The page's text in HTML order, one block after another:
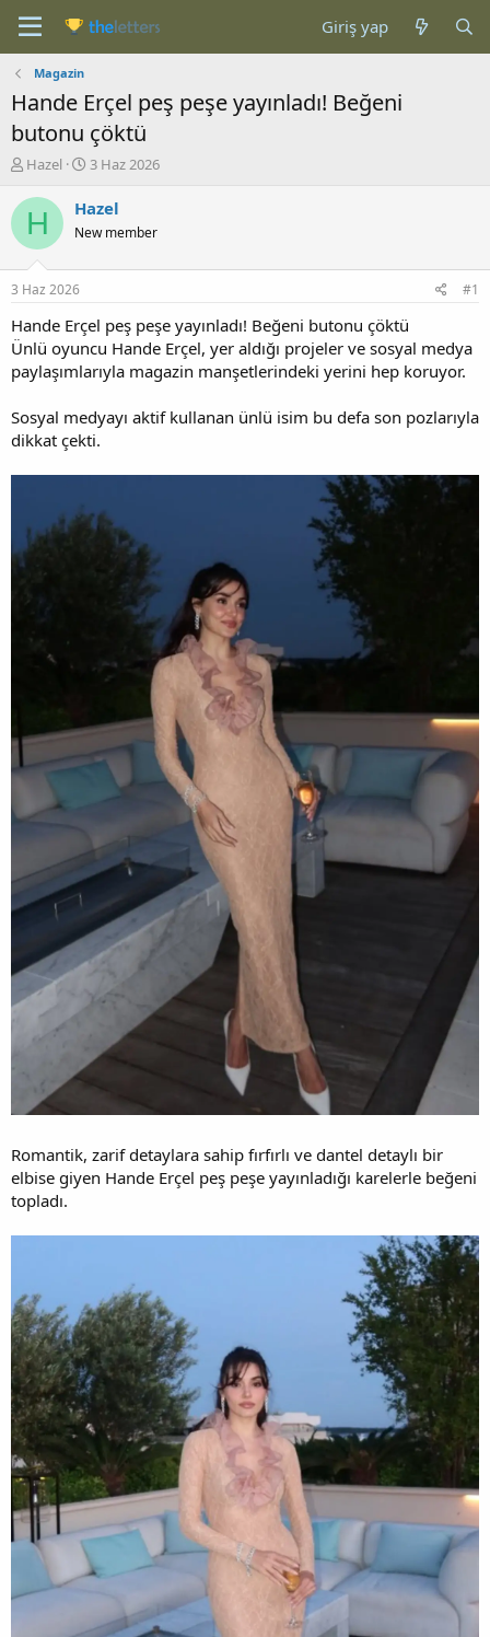
Giriş yap
Magazin
Hande Erçel peş peşe yayınladı! Beğeni
butonu çöktü
K
n
b
u
u
b
a
l
a
a
n
Hazel
B
ş
a
ç
a
r
h
i
3 Haz 2026
H Hazel
New member
3 Haz 2026 #1
Hande Erçel peş peşe yayınladı! Beğeni butonu çöktü
Ünlü oyuncu Hande Erçel, yer aldığı projeler ve sosyal medya
paylaşımlarıyla magazin manşetlerindeki yerini hep koruyor.
Sosyal medyayı aktif kullanan ünlü isim bu defa son pozlarıyla
dikkat çekti.
Romantik, zarif detaylara sahip fırfırlı ve dantel detaylı bir
elbise giyen Hande Erçel peş peşe yayınladığı karelerle beğeni
topladı.